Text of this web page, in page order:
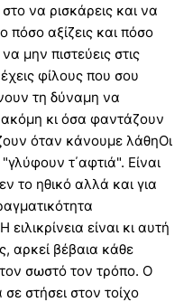
να ρισκάρεις και να
πόσο αξίζεις και πόσο
μην πιστεύεις στις
φίλους που σου
τη δύναμη να
κι όσα φαντάζουν
όταν κάνουμε λάθηΟι
τ΄αφτιά". Είναι
το ηθικό αλλά και για
είναι κι αυτή
αρκεί βέβαια κάθε
σωστό τον τρόπο. Ο
στήσει στον τοίχο